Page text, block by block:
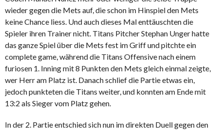
wieder gegen die Mets auf, die schon im Hinspiel den Mets
keine Chance liess. Und auch dieses Mal enttäuschten die
Spieler ihren Trainer nicht. Titans Pitcher Stephan Unger hatte
das ganze Spiel über die Mets fest im Griff und pitchte ein
complete game, während die Titans Offensive nach einem
furiosen 1. Inning mit 8 Punkten den Mets gleich einmal zeigte,
wer Herr am Platz ist. Danach schlief die Partie etwas ein,
jedoch punkteten die Titans weiter, und konnten am Ende mit
13:2 als Sieger vom Platz gehen.
In der 2. Partie entschied sich nun im direkten Duell gegen den